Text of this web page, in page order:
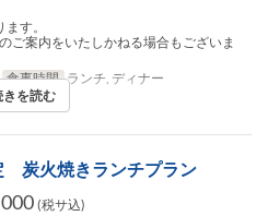
す。
ご案内をいたしかねる場合もございま
食事時間 ランチ, ディナー
ラス席
きを読む
炭火焼きランチプラン
(税サ込)